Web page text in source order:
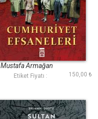
Cumhuriyet
Efsaneleri
Mustafa Armağan
Etiket Fiyatı : 150,00 ₺